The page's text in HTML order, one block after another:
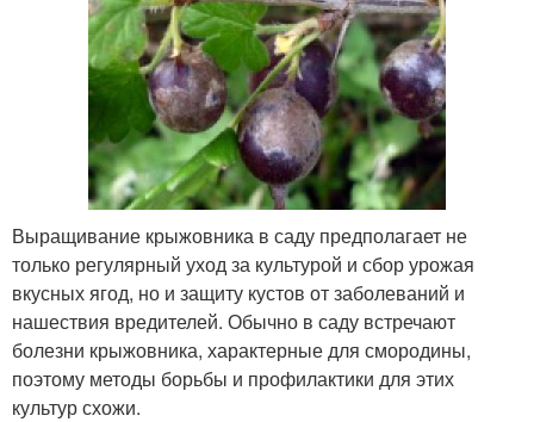
Выращивание крыжовника в саду предполагает не
только регулярный уход за культурой и сбор урожая
вкусных ягод, но и защиту кустов от заболеваний и
нашествия вредителей. Обычно в саду встречают
болезни крыжовника, характерные для смородины,
поэтому методы борьбы и профилактики для этих
культур схожи.